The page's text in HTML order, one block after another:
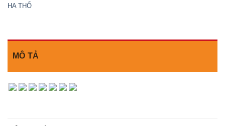
HA THỔ
MÔ TẢ